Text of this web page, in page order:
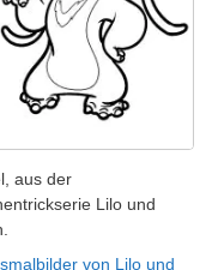
aus der
Lilo und
von Lilo und